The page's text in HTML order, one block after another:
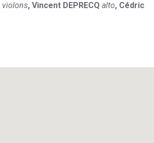
violons, Vincent DEPRECQ alto, Cédric